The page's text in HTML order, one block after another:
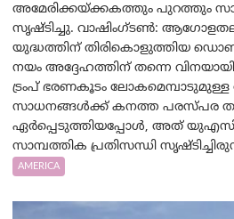
അമേരിക്കയ്ക്കകത്തും പുറത്തും
സൃഷ്ടിച്ചു. വാഷിംഗ്ടണ്‍:
യുദ്ധത്തിന് തിരികൊളുത്തിയ
നയം അദ്ദേഹത്തിന് തന്നെ
ട്രംപ് ഭരണകൂടം ലോകമെമ്പാടുമുള്ള
സാധനങ്ങൾക്ക് കനത്ത പരസ്പര
ഏർപ്പെടുത്തിയപ്പോൾ, അത്
സാമ്പത്തിക പ്രതിസന്ധി
AMERICA